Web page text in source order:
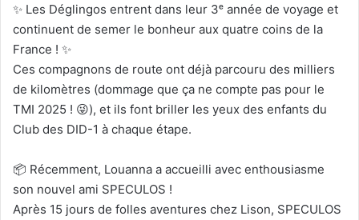
✨ Les Déglingos entrent dans leur 3ᵉ année de voyage et
continuent de semer le bonheur aux quatre coins de la
France ! ✨
Ces compagnons de route ont déjà parcouru des milliers
de kilomètres (dommage que ça ne compte pas pour le
TMI 2025 ! 😜), et ils font briller les yeux des enfants du
Club des DID-1 à chaque étape.
📦 Récemment, Louanna a accueilli avec enthousiasme
son nouvel ami SPECULOS !
Après 15 jours de folles aventures chez Lison, SPECULOS